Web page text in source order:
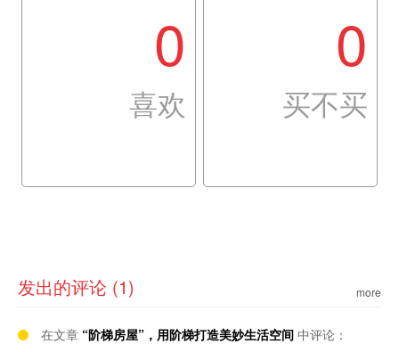
0
喜欢
0
买不买
发出的评论 (1) more
在文章 “阶梯房屋”，用阶梯打造美妙生活空间 中评论：